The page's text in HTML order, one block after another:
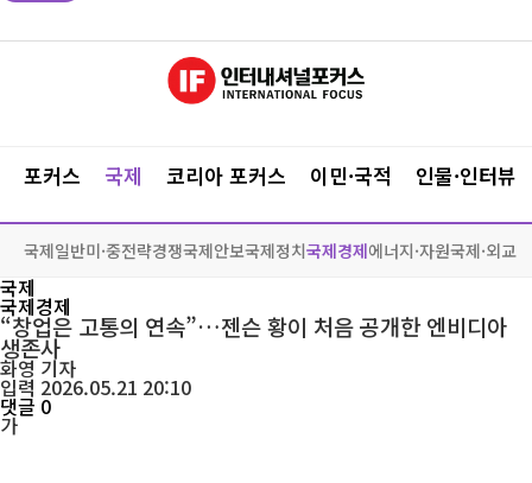
포커스 국제 코리아 포커스 이민·국적 인물·인터뷰
국제일반미·중전략경쟁국제안보국제정치국제경제에너지·자원국제·외교
국제
국제경제
“창업은 고통의 연속”…젠슨 황이 처음 공개한 엔비디아
생존사
화영기자
입력 2026.05.21 20:10
댓글 0
가